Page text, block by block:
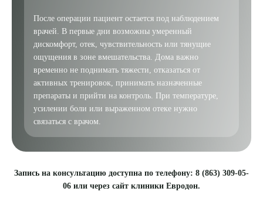
После операции пациент остается под наблюдением
врачей. В первые дни возможны умеренный
дискомфорт, отек, чувствительность или тянущие
ощущения в зоне вмешательства. Дома важно
временно не поднимать тяжести, отказаться от
активных тренировок, принимать назначенные
препараты и прийти на контроль. При температуре,
усилении боли или выраженном отеке нужно
связаться с врачом.
Запись на консультацию доступна по телефону: 8 (863) 309-05-
06 или через сайт клиники Евродон.